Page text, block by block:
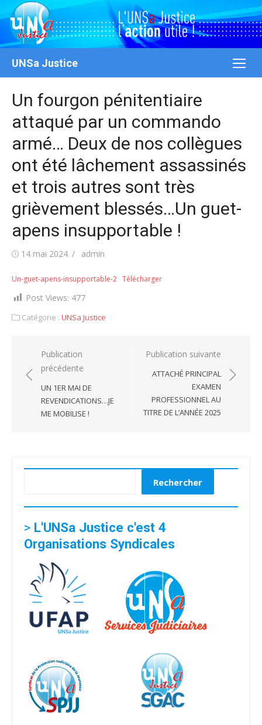
Aller
au
contenu
UNSa Justice
Un fourgon pénitentiaire
attaqué par un commando
armé… Deux de nos collègues
ont été lâchement assassinés
et trois autres sont très
grièvement blessés…Un guet-
apens insupportable !
Publié14 mai 2024 Auteur/autrice
admin
Un-guet-apens-insupportable-2 Télécharger
Post Views: 477
Catégorie : UNSa Justice
Navigation
de
l’article
Publication
précédente
UN 1ER MAI DE
REVENDICATIONS…JE
ME MOBILISE !
Publication suivante
ATTACHÉ PRINCIPAL
EXAMEN
PROFESSIONNEL AU
TITRE DE L’ANNÉE 2025
Rechercher
> L'UNSa Justice c'est 4
Organisations Syndicales